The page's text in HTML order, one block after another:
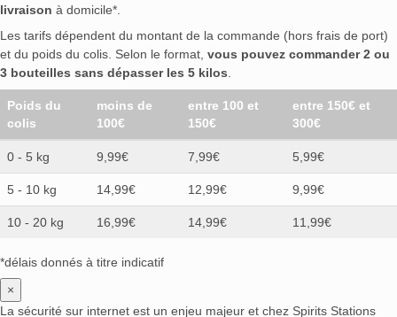
livraison à domicile*.
Les tarifs dépendent du montant de la commande (hors frais de port)
et du poids du colis. Selon le format, vous pouvez commander 2 ou
3 bouteilles sans dépasser les 5 kilos.
Poids du
colis
moins de
100€
entre 100 et
150€
entre 150€ et
300€
0 - 5 kg 9,99€ 7,99€ 5,99€
5 - 10 kg 14,99€ 12,99€ 9,99€
10 - 20 kg 16,99€ 14,99€ 11,99€
*délais donnés à titre indicatif
×
La sécurité sur internet est un enjeu majeur et chez Spirits Stations